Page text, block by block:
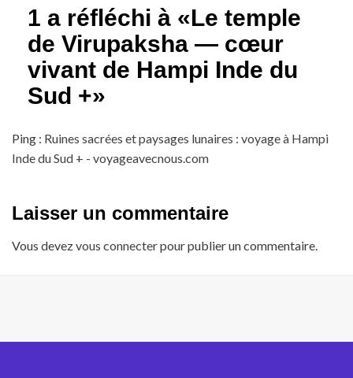
1 a réfléchi à «Le temple
de Virupaksha — cœur
vivant de Hampi Inde du
Sud +»
Ping : Ruines sacrées et paysages lunaires : voyage à Hampi
Inde du Sud + - voyageavecnous.com
Laisser un commentaire
Vous devezvous connecterpour publier un commentaire.